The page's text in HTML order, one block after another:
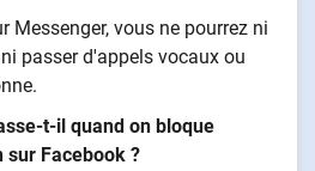
Messenger, vous ne pourrez ni
passer d'appels vocaux ou
t-il quand on bloque
sur Facebook ?